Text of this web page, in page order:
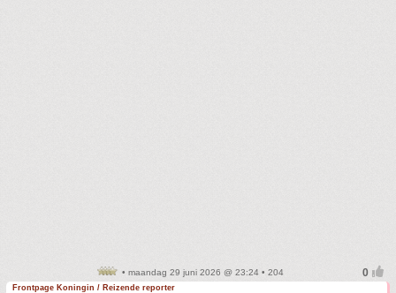
• maandag 29 juni 2026 @ 23:24 • 204
Frontpage Koningin / Reizende reporter